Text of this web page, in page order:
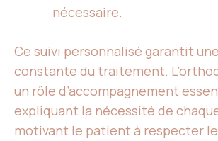
nécessaire.
Ce suivi personnalisé garantit
constante du traitement.
un rôle d’accompagnement
expliquant la nécessité de
motivant le patient à respecter